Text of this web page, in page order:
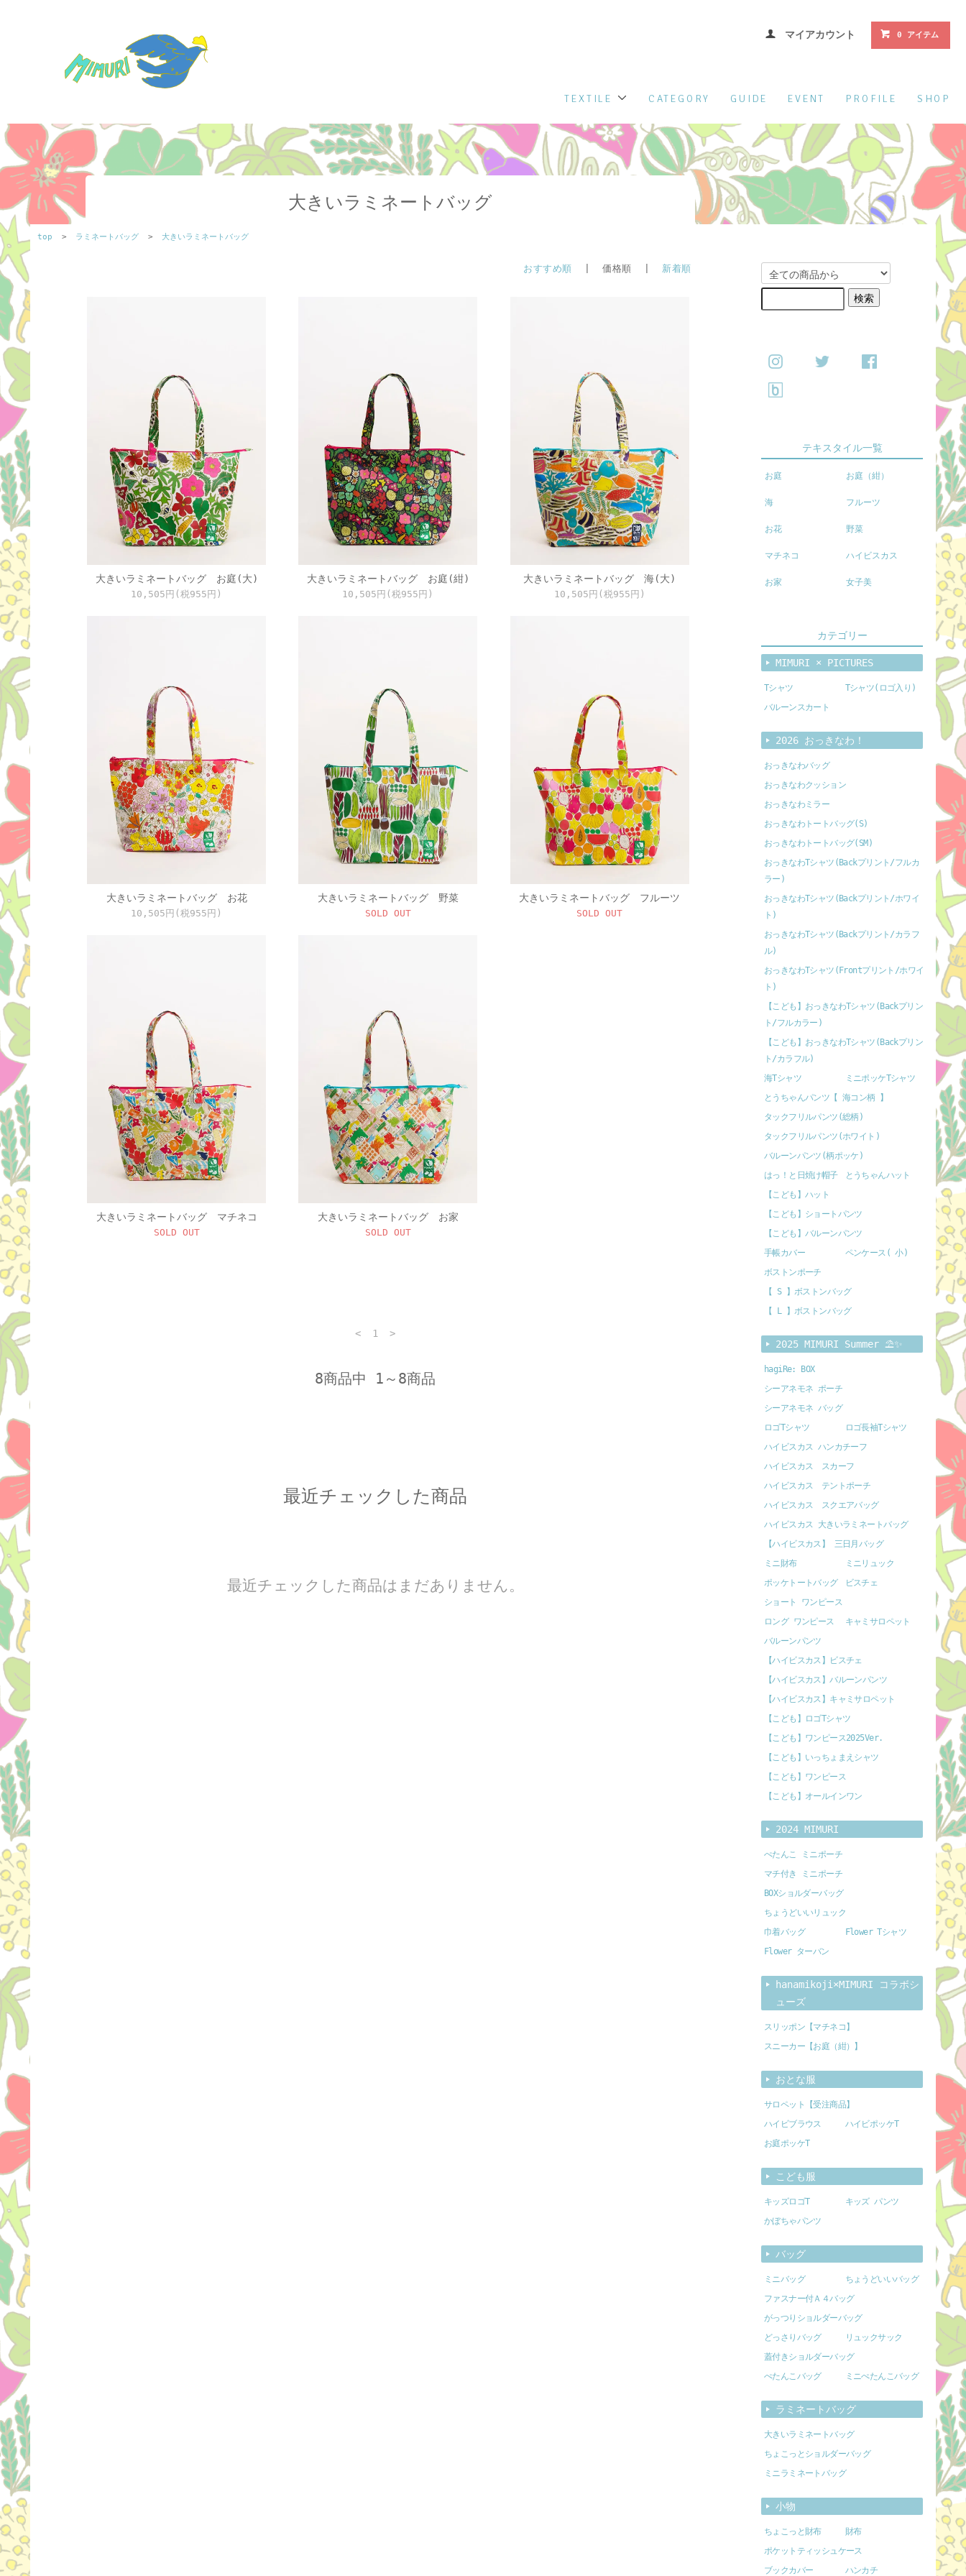
マイアカウント 0 アイテム
SHOP
PROFILE
EVENT
GUIDE
CATEGORY
TEXTILE
大きいラミネートバッグ
top > ラミネートバッグ > 大きいラミネートバッグ
おすすめ順 | 価格順 | 新着順
大きいラミネートバッグ お庭(大)
10,505円(税955円)
大きいラミネートバッグ お庭(紺)
10,505円(税955円)
大きいラミネートバッグ 海(大)
10,505円(税955円)
大きいラミネートバッグ お花
10,505円(税955円)
大きいラミネートバッグ 野菜
SOLD OUT
大きいラミネートバッグ フルーツ
SOLD OUT
大きいラミネートバッグ マチネコ
SOLD OUT
大きいラミネートバッグ お家
SOLD OUT
< 1 >
8商品中 1～8商品
最近チェックした商品
最近チェックした商品はまだありません。
テキスタイル一覧
お庭 お庭（紺）
海 フルーツ
お花 野菜
マチネコ ハイビスカス
お家 女子美
カテゴリー
MIMURI × PICTURES
Tシャツ
Tシャツ(ロゴ入り)
バルーンスカート
2026 おっきなわ！
おっきなわバッグ
おっきなわクッション
おっきなわミラー
おっきなわトートバッグ(S)
おっきなわトートバッグ(SM)
おっきなわTシャツ(Backプリント/フルカ
ラー)
おっきなわTシャツ(Backプリント/ホワイ
ト)
おっきなわTシャツ(Backプリント/カラフ
ル)
おっきなわTシャツ(Frontプリント/ホワイ
ト)
【こども】おっきなわTシャツ(Backプリン
ト/フルカラー)
【こども】おっきなわTシャツ(Backプリン
ト/カラフル)
海Tシャツ
ミニポッケTシャツ
とうちゃんパンツ【 海コン柄 】
タックフリルパンツ(総柄)
タックフリルパンツ(ホワイト)
バルーンパンツ(柄ポッケ)
はっ！と日焼け帽子
とうちゃんハット
【こども】ハット
【こども】ショートパンツ
【こども】バルーンパンツ
手帳カバー
ペンケース( 小)
ボストンポーチ
【 S 】ボストンバッグ
【 L 】ボストンバッグ
2025 MIMURI Summer ⛱️✨
hagiRe: BOX
シーアネモネ ポーチ
シーアネモネ バッグ
ロゴTシャツ
ロゴ長袖Tシャツ
ハイビスカス ハンカチーフ
ハイビスカス スカーフ
ハイビスカス テントポーチ
ハイビスカス スクエアバッグ
ハイビスカス 大きいラミネートバッグ
【ハイビスカス】 三日月バッグ
ミニ財布
ミニリュック
ポッケトートバッグ
ビスチェ
ショート ワンピース
ロング ワンピース
キャミサロペット
バルーンパンツ
【ハイビスカス】ビスチェ
【ハイビスカス】バルーンパンツ
【ハイビスカス】キャミサロペット
【こども】ロゴTシャツ
【こども】ワンピース2025Ver.
【こども】いっちょまえシャツ
【こども】ワンピース
【こども】オールインワン
2024 MIMURI
ぺたんこ ミニポーチ
マチ付き ミニポーチ
BOXショルダーバッグ
ちょうどいいリュック
巾着バッグ
Flower Tシャツ
Flower ターバン
hanamikoji×MIMURI コラボシ
ューズ
スリッポン【マチネコ】
スニーカー【お庭（紺）】
おとな服
サロペット【受注商品】
ハイビブラウス
ハイビポッケT
お庭ポッケT
こども服
キッズロゴT
キッズ パンツ
かぼちゃパンツ
バッグ
ミニバッグ
ちょうどいいバッグ
ファスナー付Ａ４バッグ
がっつりショルダーバッグ
どっさりバッグ
リュックサック
蓋付きショルダーバッグ
ぺたんこバッグ
ミニぺたんこバッグ
ラミネートバッグ
大きいラミネートバッグ
ちょこっとショルダーバッグ
ミニラミネートバッグ
小物
ちょこっと財布
財布
ポケットティッシュケース
ブックカバー
ハンカチ